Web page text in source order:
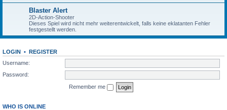
Blaster Alert
2D-Action-Shooter
Dieses Spiel wird nicht mehr weiterentwickelt, falls keine eklatanten Fehler
festgestellt werden.
LOGIN • REGISTER
Username:
Password:
Remember me
WHO IS ONLINE